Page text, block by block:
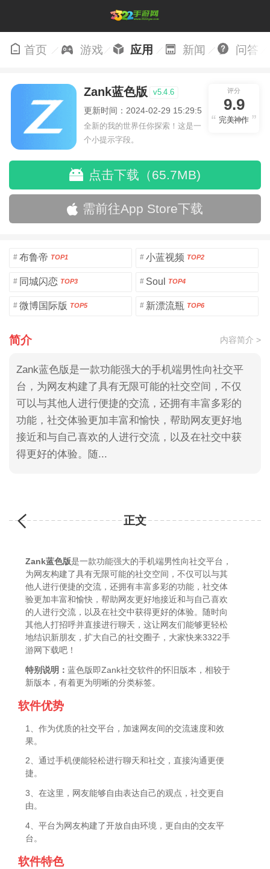
首页 游戏 应用 新闻 问答
Zank蓝色版 v5.4.6
更新时间：2024-02-29 15:29:59
全新的我的世界任你探索！这是一
个小提示字段。
评分
9.9
完美神作
点击下载（65.7MB)
需前往App Store下载
# 布鲁帝 TOP1 # 小蓝视频 TOP2
# 同城闪恋 TOP3 # Soul TOP4
# 微博国际版 TOP5 # 新漂流瓶 TOP6
简介 内容简介 >
Zank蓝色版是一款功能强大的手机端男性向社交平
台，为网友构建了具有无限可能的社交空间，不仅
可以与其他人进行便捷的交流，还拥有丰富多彩的
功能，社交体验更加丰富和愉快，帮助网友更好地
接近和与自己喜欢的人进行交流，以及在社交中获
得更好的体验。随...
正文
Zank蓝色版是一款功能强大的手机端男性向社交平台，
为网友构建了具有无限可能的社交空间，不仅可以与其
他人进行便捷的交流，还拥有丰富多彩的功能，社交体
验更加丰富和愉快，帮助网友更好地接近和与自己喜欢
的人进行交流，以及在社交中获得更好的体验。随时向
其他人打招呼并直接进行聊天，这让网友们能够更轻松
地结识新朋友，扩大自己的社交圈子，大家快来3322手
游网下载吧！
特别说明：蓝色版即Zank社交软件的怀旧版本，相较于
新版本，有着更为明晰的分类标签。
软件优势
1、作为优质的社交平台，加速网友间的交流速度和效
果。
2、通过手机便能轻松进行聊天和社交，直接沟通更便
捷。
3、在这里，网友能够自由表达自己的观点，社交更自
由。
4、平台为网友构建了开放自由环境，更自由的交友平
台。
软件特色